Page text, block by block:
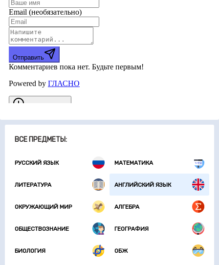
ВСЕ ПРЕДМЕТЫ:
РУССКИЙ ЯЗЫК МАТЕМАТИКА
ЛИТЕРАТУРА АНГЛИЙСКИЙ ЯЗЫК
ОКРУЖАЮЩИЙ МИР АЛГЕБРА
ОБЩЕСТВОЗНАНИЕ ГЕОГРАФИЯ
БИОЛОГИЯ ОБЖ